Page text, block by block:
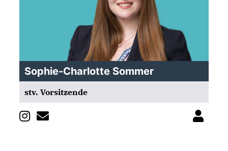
Sophie-Charlotte Sommer
stv. Vorsitzende